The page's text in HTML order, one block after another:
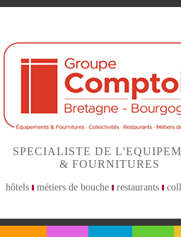
SPECIALISTE DE
& FOURNITURES
hôtels métiers de bouche restaurants